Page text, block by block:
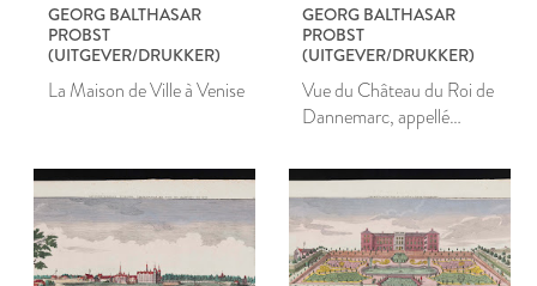
GEORG BALTHASAR
PROBST
(UITGEVER/DRUKKER)
La Maison de Ville à Venise
GEORG BALTHASAR
PROBST
(UITGEVER/DRUKKER)
Vue du Château du Roi de
Dannemarc, appellé